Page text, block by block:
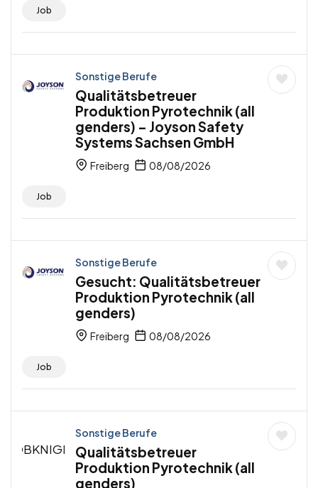
Job
Sonstige Berufe
Qualitätsbetreuer
Produktion Pyrotechnik (all
genders) – Joyson Safety
Systems Sachsen GmbH
Freiberg 08/08/2026
Job
Sonstige Berufe
Gesucht: Qualitätsbetreuer
Produktion Pyrotechnik (all
genders)
Freiberg 08/08/2026
Job
Sonstige Berufe
Qualitätsbetreuer
Produktion Pyrotechnik (all
genders)